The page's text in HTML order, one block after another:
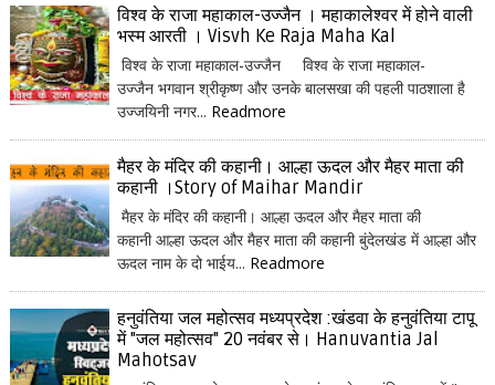
विश्व के राजा महाकाल-उज्जैन । महाकालेश्वर में होने वाली
भस्म आरती । Visvh Ke Raja Maha Kal
विश्व के राजा महाकाल-उज्जैन विश्व के राजा महाकाल-
उज्जैन भगवान श्रीकृष्ण और उनके बालसखा की पहली पाठशाला है
उज्जयिनी नगर... Readmore
मैहर के मंदिर की कहानी। आल्हा ऊदल और मैहर माता की
कहानी ।Story of Maihar Mandir
मैहर के मंदिर की कहानी। आल्हा ऊदल और मैहर माता की
कहानी आल्हा ऊदल और मैहर माता की कहानी बुंदेलखंड में आल्हा और
ऊदल नाम के दो भाईय... Readmore
हनुवंतिया जल महोत्सव मध्यप्रदेश :खंडवा के हनुवंतिया टापू
में "जल महोत्सव" 20 नवंबर से। Hanuvantia Jal
Mahotsav